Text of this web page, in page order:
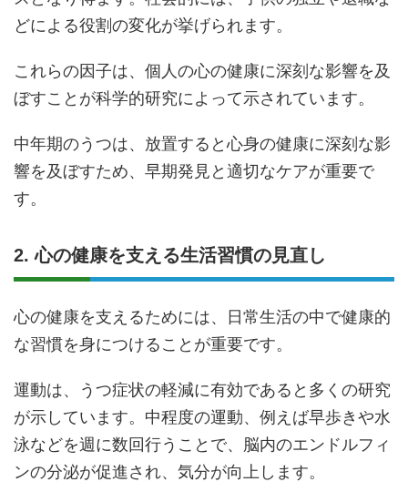
どによる役割の変化が挙げられます。
これらの因子は、個人の心の健康に深刻な影響を及
ぼすことが科学的研究によって示されています。
中年期のうつは、放置すると心身の健康に深刻な影
響を及ぼすため、早期発見と適切なケアが重要で
す。
2. 心の健康を支える生活習慣の見直し
心の健康を支えるためには、日常生活の中で健康的
な習慣を身につけることが重要です。
運動は、うつ症状の軽減に有効であると多くの研究
が示しています。中程度の運動、例えば早歩きや水
泳などを週に数回行うことで、脳内のエンドルフィ
ンの分泌が促進され、気分が向上します。